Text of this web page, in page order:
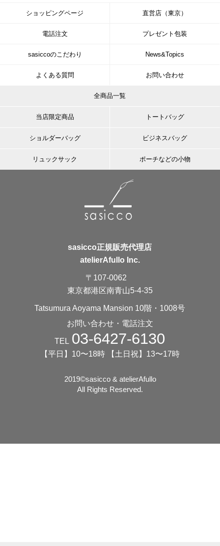
ショッピングページ 直営店（東京）
電話注文 プレゼント包装
sasiccoのこだわり News&Topics
よくある質問 お問い合わせ
全商品一覧
当店限定商品 トートバッグ
ショルダーバッグ ビジネスバッグ
リュックサック ポーチなどの小物
sasicco正規販売代理店
atelierAfullo Inc.
〒107-0062
東京都港区南青山5-4-35
Tatsumura Aoyama Mansion 10階・1008号
お問い合わせ・電話注文
TEL 03-6427-6130
【平日】10〜18時 【土日祝】13〜17時
2019©️sasicco & atelierAfullo
All Rights Reserved.